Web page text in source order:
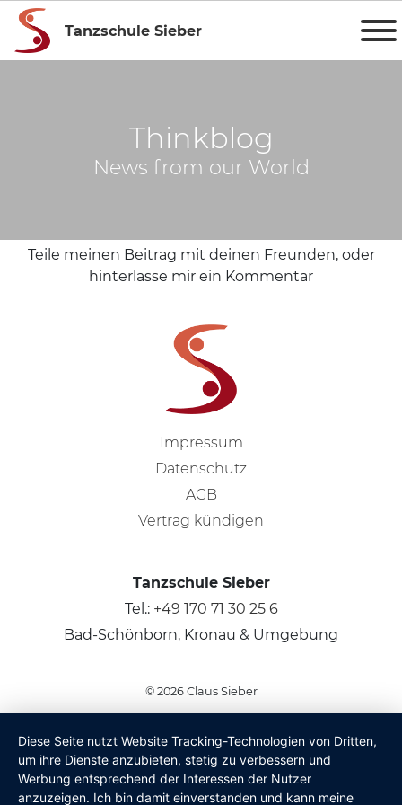
Tanzschule Sieber
Thinkblog
News from our World
Teile meinen Beitrag mit deinen Freunden, oder
hinterlasse mir ein Kommentar
Impressum
Datenschutz
AGB
Vertrag kündigen
Tanzschule Sieber
Tel.: +49 170 71 30 25 6
Bad-Schönborn, Kronau & Umgebung
© 2026 Claus Sieber
Diese Seite nutzt Website Tracking-Technologien von Dritten,
um ihre Dienste anzubieten, stetig zu verbessern und
Werbung entsprechend der Interessen der Nutzer
anzuzeigen. Ich bin damit einverstanden und kann meine